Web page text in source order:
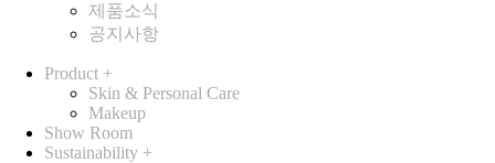
제품소식
공지사항
Product +
Skin & Personal Care
Makeup
Show Room
Sustainability +